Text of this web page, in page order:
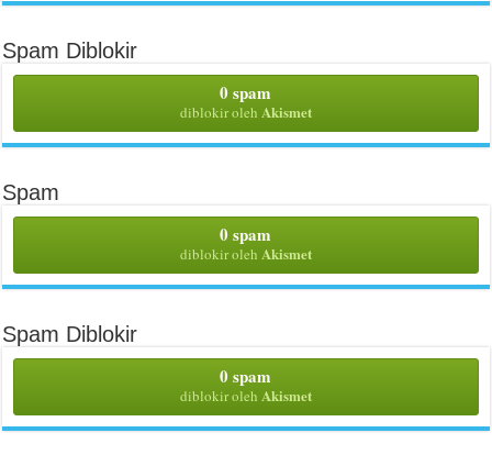
Spam Diblokir
0 spam
diblokir oleh Akismet
Spam
0 spam
diblokir oleh Akismet
Spam Diblokir
0 spam
diblokir oleh Akismet